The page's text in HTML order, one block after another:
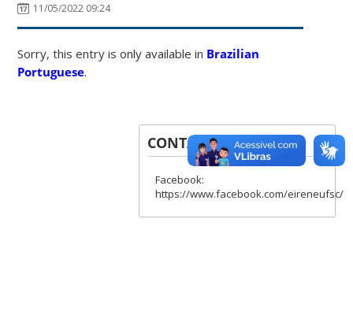
11/05/2022 09:24
Sorry, this entry is only available in Brazilian
Portuguese.
CONTACT
Facebook:
https://www.facebook.com/eireneufsc/